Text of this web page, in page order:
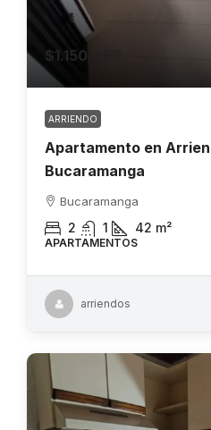
$1.150.000
ARRIENDO
Apartamento en
Bucaramanga
Bucaramanga
2 1 42 m²
APARTAMENTOS
arriendos